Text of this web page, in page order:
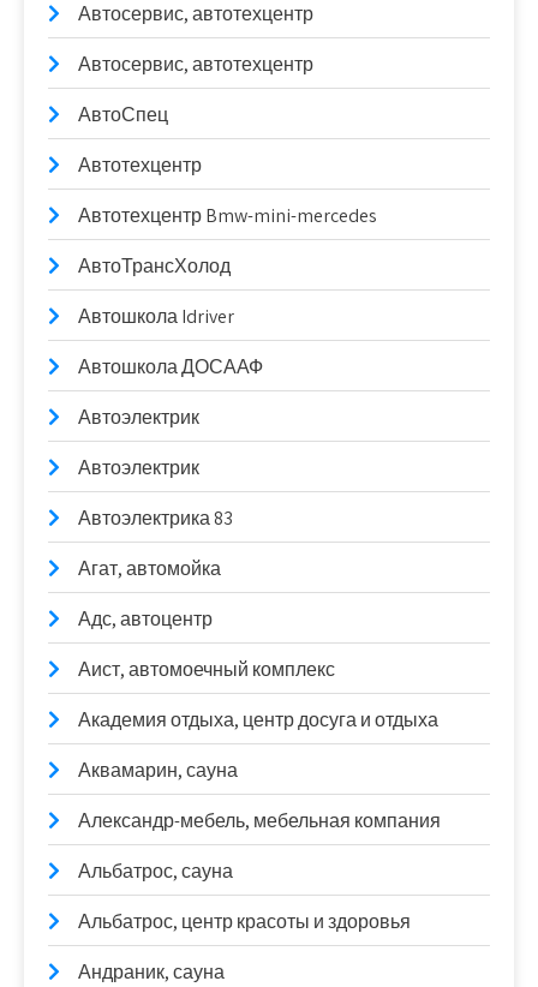
Автосервис, автотехцентр
Автосервис, автотехцентр
АвтоСпец
Автотехцентр
Автотехцентр Bmw-mini-mercedes
АвтоТрансХолод
Автошкола Idriver
Автошкола ДОСААФ
Автоэлектрик
Автоэлектрик
Автоэлектрика 83
Агат, автомойка
Адс, автоцентр
Аист, автомоечный комплекс
Академия отдыха, центр досуга и отдыха
Аквамарин, сауна
Александр-мебель, мебельная компания
Альбатрос, сауна
Альбатрос, центр красоты и здоровья
Андраник, сауна